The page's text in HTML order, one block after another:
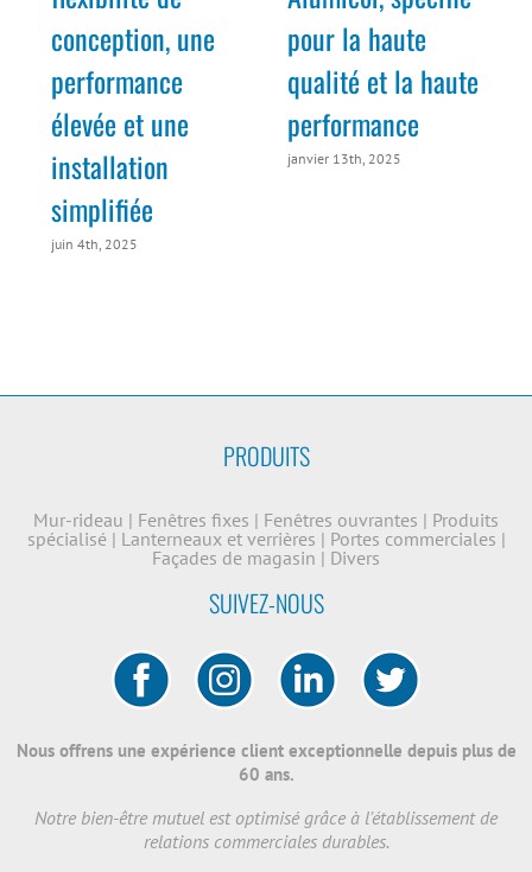
conception, une
performance
élevée et une
installation
simplifiée
juin 4th, 2025
pour la haute
qualité et la haute
performance
janvier 13th, 2025
PRODUITS
Mur-rideau | Fenêtres fixes | Fenêtres ouvrantes | Produits
spécialisé | Lanterneaux et verrières | Portes commerciales |
Façades de magasin | Divers
SUIVEZ-NOUS
Nous offrens une expérience client exceptionnelle depuis plus de
60 ans.
Notre bien-être mutuel est optimisé grâce à l'établissement de
relations commerciales durables.